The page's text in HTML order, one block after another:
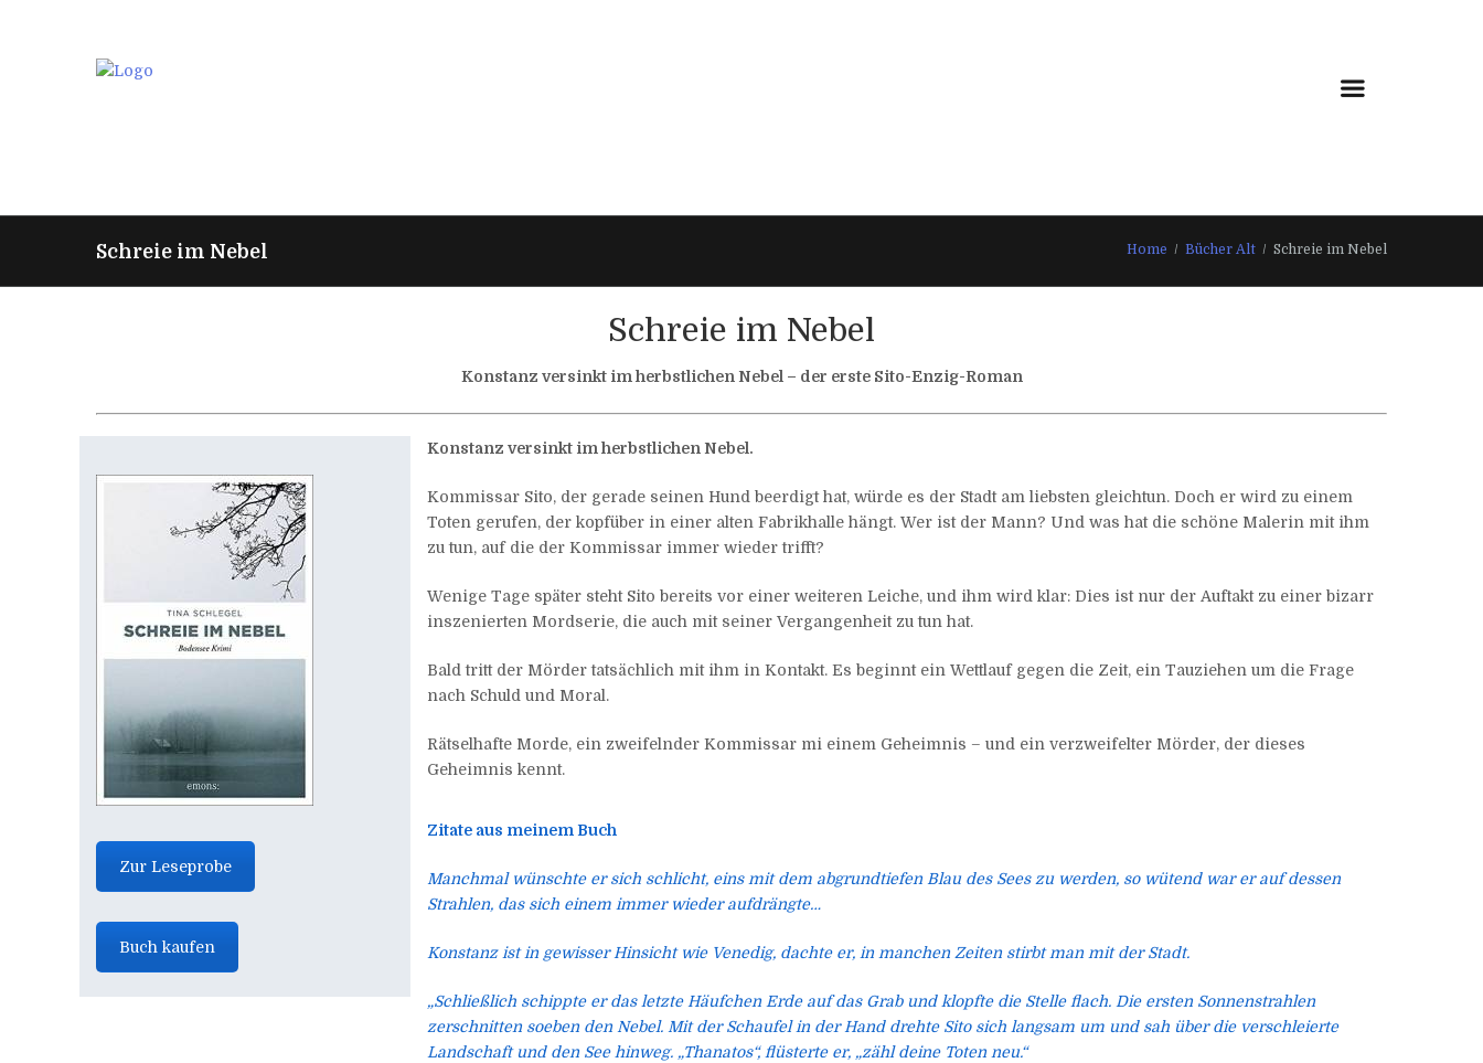
Schreie im Nebel Home Bücher Alt Schreie im Nebel
Schreie im Nebel
Konstanz versinkt im herbstlichen Nebel – der erste Sito-Enzig-Roman
Zur Leseprobe
Buch kaufen
Konstanz versinkt im herbstlichen Nebel.
Kommissar Sito, der gerade seinen Hund beerdigt hat, würde es der Stadt am liebsten gleichtun. Doch er wird zu einem
Toten gerufen, der kopfüber in einer alten Fabrikhalle hängt. Wer ist der Mann? Und was hat die schöne Malerin mit ihm
zu tun, auf die der Kommissar immer wieder trifft?
Wenige Tage später steht Sito bereits vor einer weiteren Leiche, und ihm wird klar: Dies ist nur der Auftakt zu einer bizarr
inszenierten Mordserie, die auch mit seiner Vergangenheit zu tun hat.
Bald tritt der Mörder tatsächlich mit ihm in Kontakt. Es beginnt ein Wettlauf gegen die Zeit, ein Tauziehen um die Frage
nach Schuld und Moral.
Rätselhafte Morde, ein zweifelnder Kommissar mi einem Geheimnis – und ein verzweifelter Mörder, der dieses
Geheimnis kennt.
Zitate aus meinem Buch
Manchmal wünschte er sich schlicht, eins mit dem abgrundtiefen Blau des Sees zu werden, so wütend war er auf dessen
Strahlen, das sich einem immer wieder aufdrängte…
Konstanz ist in gewisser Hinsicht wie Venedig, dachte er, in manchen Zeiten stirbt man mit der Stadt.
„Schließlich schippte er das letzte Häufchen Erde auf das Grab und klopfte die Stelle flach. Die ersten Sonnenstrahlen
zerschnitten soeben den Nebel. Mit der Schaufel in der Hand drehte Sito sich langsam um und sah über die verschleierte
Landschaft und den See hinweg. „Thanatos“, flüsterte er, „zähl deine Toten neu.“